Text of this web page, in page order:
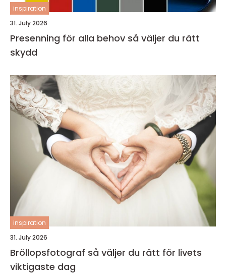
inspiration
31. July 2026
Presenning för alla behov så väljer du rätt
skydd
inspiration
31. July 2026
Bröllopsfotograf så väljer du rätt för livets
viktigaste dag